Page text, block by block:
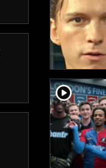
player2